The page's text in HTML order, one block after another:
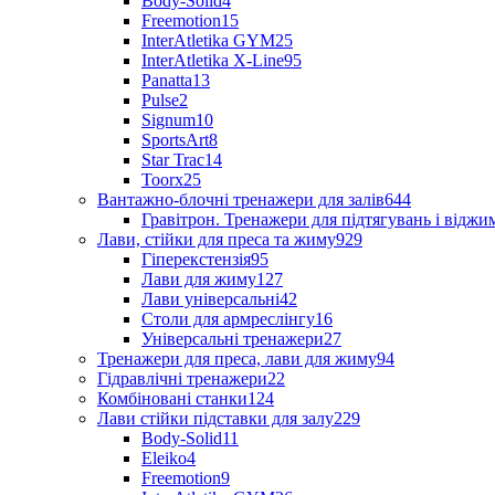
Freemotion15
InterAtletika GYM25
InterAtletika X-Line95
Panatta13
Pulse2
Signum10
SportsArt8
Star Trac14
Toorx25
Вантажно-блочні тренажери для залів644
Гравітрон. Тренажери для підтягувань і
Лави, стійки для преса та жиму929
Гіперекстензія95
Лави для жиму127
Лави універсальні42
Столи для армреслінгу16
Універсальні тренажери27
Тренажери для преса, лави для жиму94
Гідравлічні тренажери22
Комбіновані станки124
Лави стійки підставки для залу229
Body-Solid11
Eleiko4
Freemotion9